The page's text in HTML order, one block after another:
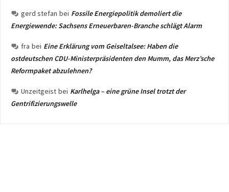
gerd stefan bei Fossile Energiepolitik demoliert die
Energiewende: Sachsens Erneuerbaren-Branche schlägt Alarm
fra bei Eine Erklärung vom Geiseltalsee: Haben die
ostdeutschen CDU-Ministerpräsidenten den Mumm, das Merz’sche
Reformpaket abzulehnen?
Unzeitgeist bei Karlhelga – eine grüne Insel trotzt der
Gentrifizierungswelle